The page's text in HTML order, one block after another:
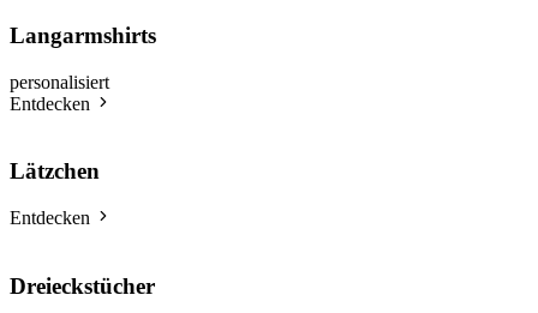
Langarmshirts
personalisiert
Entdecken
Lätzchen
Entdecken
Dreieckstücher